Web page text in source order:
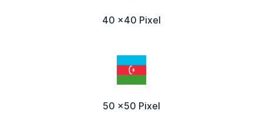
40 x40 Pixel
50 x50 Pixel